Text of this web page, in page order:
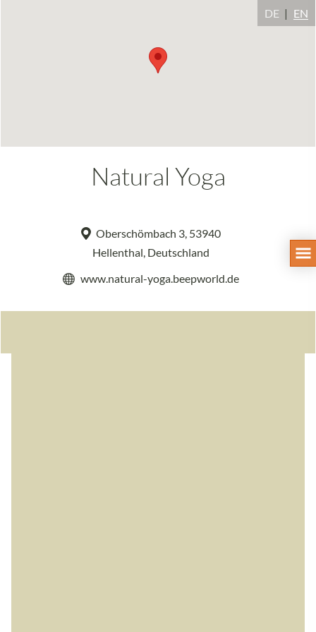
DE EN
Natural Yoga
Oberschömbach 3, 53940
Hellenthal, Deutschland
www.natural-yoga.beepworld.de